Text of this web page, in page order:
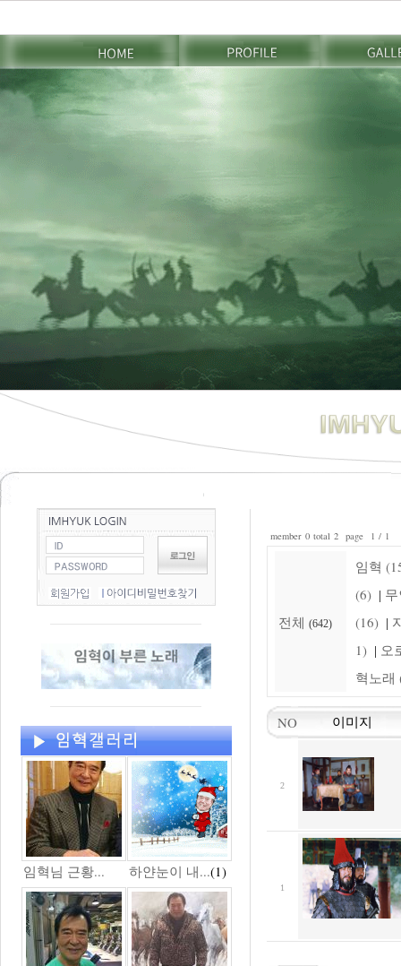
임혁님 근황... 하얀눈이 내...(1)
member 0 total 2 page 1 / 1
전체 (642)
임혁
(6) |
(16) |
1) | 오
혁노래
NO 이미지
2
1